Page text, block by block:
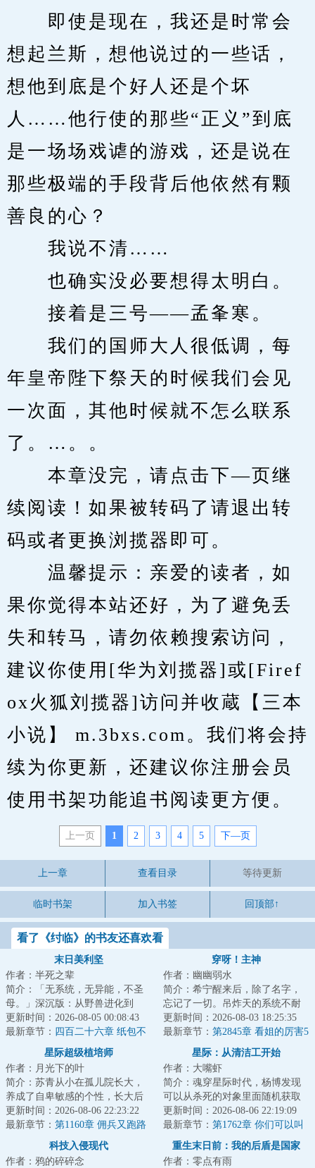
即使是现在，我还是时常会
想起兰斯，想他说过的一些话，
想他到底是个好人还是个坏
人……他行使的那些“正义”到底
是一场场戏谑的游戏，还是说在
那些极端的手段背后他依然有颗
善良的心？
我说不清……
也确实没必要想得太明白。
接着是三号——孟夆寒。
我们的国师大人很低调，每
年皇帝陛下祭天的时候我们会见
一次面，其他时候就不怎么联系
了。…。。
本章没完，请点击下—页继
续阅读！如果被转码了请退出转
码或者更换浏揽器即可。
温馨提示：亲爱的读者，如
果你觉得本站还好，为了避免丢
失和转马，请勿依赖搜索访问，
建议你使用[华为刘揽器]或[Firef
ox火狐刘揽器]访问并收蔵【三本
小说】 m.3bxs.com。我们将会持
续为你更新，还建议你注册会员
使用书架功能追书阅读更方便。
上一页 1 2 3 4 5 下—页
上一章 查看目录 等待更新
临时书架 加入书签 回顶部↑
看了《纣临》的书友还喜欢看
末日美利坚
作者：半死之辈
简介：「无系统，无异能，不圣
母。」深沉版：从野兽进化到
人，至少需要数万年时间。而从
人类退化成野兽，...
更新时间：2026-08-05 00:08:43
最新章节： 四百二十六章 纸包不
穿呀！主神
作者：幽幽弱水
简介：希宁醒来后，除了名字，
忘记了一切。吊炸天的系统不耐
烦地通知：做任务去。一脚就踢
进了各种位面里...
更新时间：2026-08-03 18:25:35
最新章节： 第2845章 看姐的厉害5
星际超级植培师
作者：月光下的叶
简介：苏青从小在孤儿院长大，
养成了自卑敏感的个性，长大后
面对职场的尔虞我诈极不适应，
最终精神崩溃得...
更新时间：2026-08-06 22:23:22
最新章节： 第1160章 佣兵又跑路
星际：从清洁工开始
作者：大嘴虾
简介：魂穿星际时代，杨博发现
可以从杀死的对象里面随机获取
能力！杀死一条金鱼，游泳+！杀
死一只蝙蝠，...
更新时间：2026-08-06 22:19:09
最新章节： 第1762章 你们可以叫
我皇帝（第二更）
科技入侵现代
作者：鸦的碎碎念
重生末日前：我的后盾是国家
作者：零点有雨